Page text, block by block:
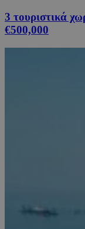
3 τουριστικά
€500,000